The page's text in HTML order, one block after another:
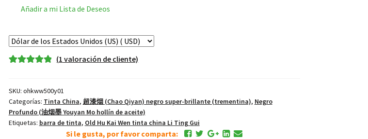
Jin
de
negra
(Hollín
de
aceite
Añadir a mi Lista de Deseos
basado en
puntuación
de cliente
(1 valoración de cliente)
SKU: ohkww500y01
Categorías: Tinta China, 超漆烟 (Chao Qiyan) negro super-brillante (trementina), Negro
Profundo (油烟墨 Youyan Mo hollín de aceite)
Etiquetas: barra de tinta, Old Hu Kai Wen tinta china Li Ting Gui
Si le gusta, por favor comparta: